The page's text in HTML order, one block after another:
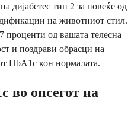
дијабетес тип 2 за повеќе од
на животниот стил.
проценти од вашата телесна
и поздрави обрасци на
HbA1c кон нормалата.
во опсегот на